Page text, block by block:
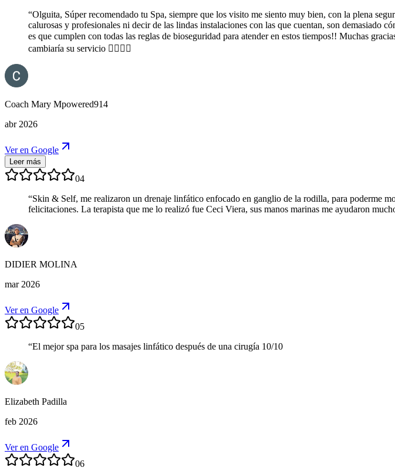
“Olguita, Súper recomendado tu Spa, siempre que los visito me siento muy bien, con la plena
calurosas y profesionales ni decir de las lindas instalaciones con las que cuentan, son demasiado
es que cumplen con todas las reglas de bioseguridad para atender en estos tiempos!! Muchas
cambiaría su servicio ✌🏿👍🏿
Coach Mary Mpowered914
abr 2026
Ver en Google
Leer más
04
“Skin & Self, me realizaron un drenaje linfático enfocado en ganglio de la rodilla, para poderme
felicitaciones. La terapista que me lo realizó fue Ceci Viera, sus manos marinas me ayudaron
DIDIER MOLINA
mar 2026
Ver en Google
05
“El mejor spa para los masajes linfático después de una cirugía 10/10
Elizabeth Padilla
feb 2026
Ver en Google
06